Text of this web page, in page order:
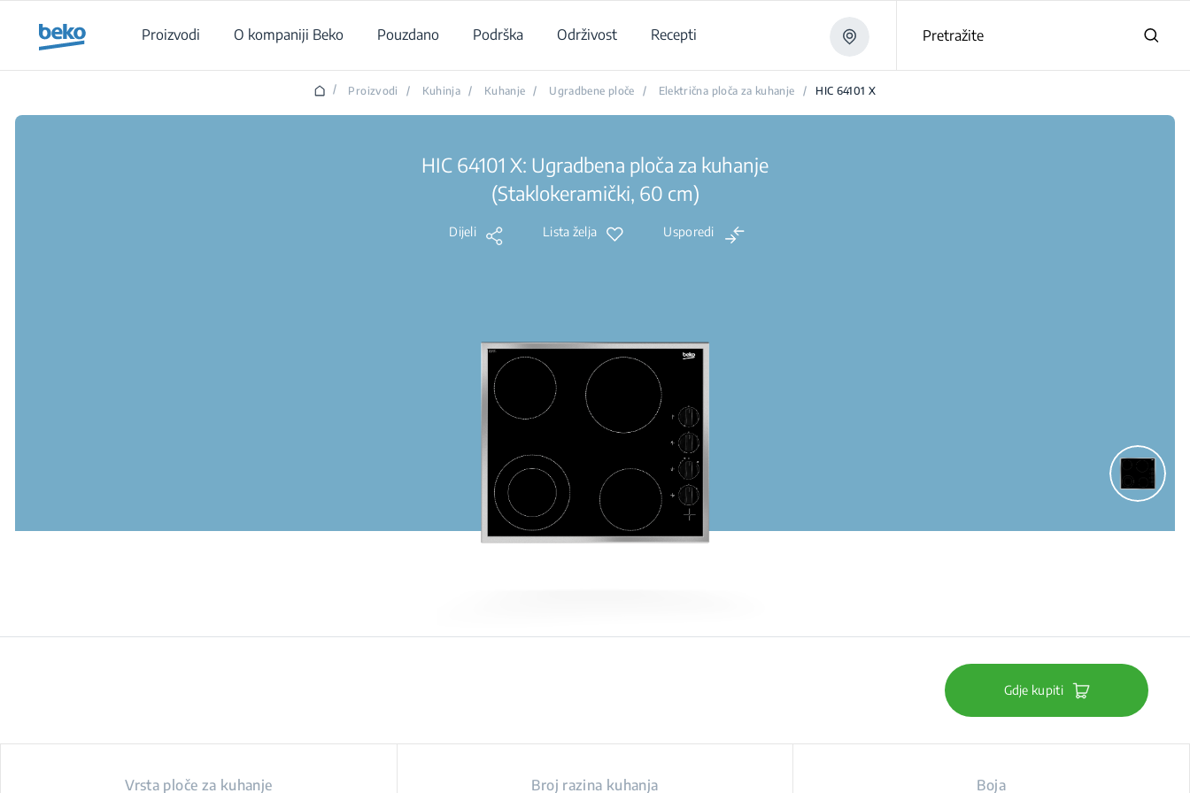
Proizvodi
O kompaniji Beko Pouzdano Podrška Održivost Recepti Pretražite
/ Proizvodi / Kuhinja / Kuhanje / Ugradbene ploče / Električna ploča za kuhanje / HIC 64101 X
HIC 64101 X: Ugradbena ploča za kuhanje
(Staklokeramički, 60 cm)
Dijeli Lista želja Usporedi
Gdje kupiti
Vrsta ploče za kuhanje Broj razina kuhanja Boja